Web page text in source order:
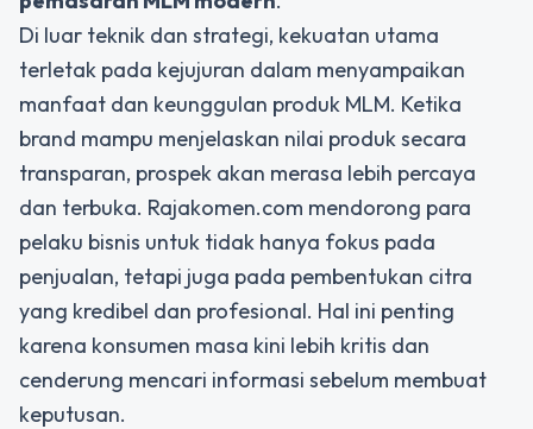
Di luar teknik dan strategi, kekuatan utama
terletak pada kejujuran dalam menyampaikan
manfaat dan keunggulan produk MLM. Ketika
brand mampu menjelaskan nilai produk secara
transparan, prospek akan merasa lebih percaya
dan terbuka. Rajakomen.com mendorong para
pelaku bisnis untuk tidak hanya fokus pada
penjualan, tetapi juga pada pembentukan citra
yang kredibel dan profesional. Hal ini penting
karena konsumen masa kini lebih kritis dan
cenderung mencari informasi sebelum membuat
keputusan.